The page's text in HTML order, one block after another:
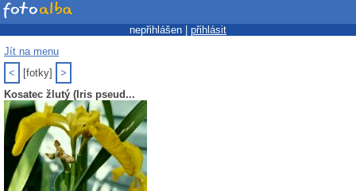
nepřihlášen | přihlásit
Jít na menu
<
[fotky]
>
Kosatec žlutý (Iris pseud...